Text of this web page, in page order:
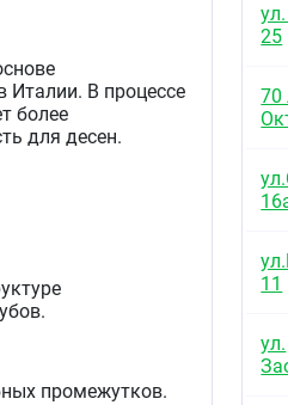
Италии. В процессе
более
для десен.
промежутков.
25
70
11
ул.